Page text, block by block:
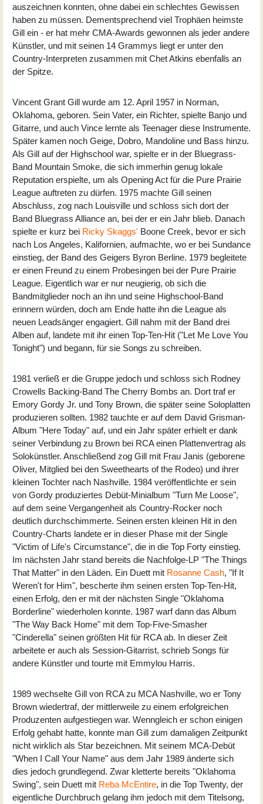
auszeichnen konnten, ohne dabei ein schlechtes Gewissen
haben zu müssen. Dementsprechend viel Trophäen heimste
Gill ein - er hat mehr CMA-Awards gewonnen als jeder andere
Künstler, und mit seinen 14 Grammys liegt er unter den
Country-Interpreten zusammen mit Chet Atkins ebenfalls an
der Spitze.
Vincent Grant Gill wurde am 12. April 1957 in Norman,
Oklahoma, geboren. Sein Vater, ein Richter, spielte Banjo und
Gitarre, und auch Vince lernte als Teenager diese Instrumente.
Später kamen noch Geige, Dobro, Mandoline und Bass hinzu.
Als Gill auf der Highschool war, spielte er in der Bluegrass-
Band Mountain Smoke, die sich immerhin genug lokale
Reputation erspielte, um als Opening Act für die Pure Prairie
League auftreten zu dürfen. 1975 machte Gill seinen
Abschluss, zog nach Louisville und schloss sich dort der
Band Bluegrass Alliance an, bei der er ein Jahr blieb. Danach
spielte er kurz bei Ricky Skaggs' Boone Creek, bevor er sich
nach Los Angeles, Kalifornien, aufmachte, wo er bei Sundance
einstieg, der Band des Geigers Byron Berline. 1979 begleitete
er einen Freund zu einem Probesingen bei der Pure Prairie
League. Eigentlich war er nur neugierig, ob sich die
Bandmitglieder noch an ihn und seine Highschool-Band
erinnern würden, doch am Ende hatte ihn die League als
neuen Leadsänger engagiert. Gill nahm mit der Band drei
Alben auf, landete mit ihr einen Top-Ten-Hit ("Let Me Love You
Tonight") und begann, für sie Songs zu schreiben.
1981 verließ er die Gruppe jedoch und schloss sich Rodney
Crowells Backing-Band The Cherry Bombs an. Dort traf er
Emory Gordy Jr. und Tony Brown, die später seine Soloplatten
produzieren sollten. 1982 tauchte er auf dem David Grisman-
Album "Here Today" auf, und ein Jahr später erhielt er dank
seiner Verbindung zu Brown bei RCA einen Plattenvertrag als
Solokünstler. Anschließend zog Gill mit Frau Janis (geborene
Oliver, Mitglied bei den Sweethearts of the Rodeo) und ihrer
kleinen Tochter nach Nashville. 1984 veröffentlichte er sein
von Gordy produziertes Debüt-Minialbum "Turn Me Loose",
auf dem seine Vergangenheit als Country-Rocker noch
deutlich durchschimmerte. Seinen ersten kleinen Hit in den
Country-Charts landete er in dieser Phase mit der Single
"Victim of Life's Circumstance", die in die Top Forty einstieg.
Im nächsten Jahr stand bereits die Nachfolge-LP "The Things
That Matter" in den Läden. Ein Duett mit Rosanne Cash, "If It
Weren't for Him", bescherte ihm seinen ersten Top-Ten-Hit,
einen Erfolg, den er mit der nächsten Single "Oklahoma
Borderline" wiederholen konnte. 1987 warf dann das Album
"The Way Back Home" mit dem Top-Five-Smasher
"Cinderella" seinen größten Hit für RCA ab. In dieser Zeit
arbeitete er auch als Session-Gitarrist, schrieb Songs für
andere Künstler und tourte mit Emmylou Harris.
1989 wechselte Gill von RCA zu MCA Nashville, wo er Tony
Brown wiedertraf, der mittlerweile zu einem erfolgreichen
Produzenten aufgestiegen war. Wenngleich er schon einigen
Erfolg gehabt hatte, konnte man Gill zum damaligen Zeitpunkt
nicht wirklich als Star bezeichnen. Mit seinem MCA-Debüt
"When I Call Your Name" aus dem Jahr 1989 änderte sich
dies jedoch grundlegend. Zwar kletterte bereits "Oklahoma
Swing", sein Duett mit Reba McEntire, in die Top Twenty, der
eigentliche Durchbruch gelang ihm jedoch mit dem Titelsong,